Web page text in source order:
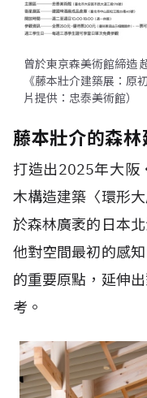
曾於東京森美術館締造
《藤本壯介建築展：原
片提供：忠泰美術館）
藤本壯介的森
打造出2025年大阪
木構造建築〈環形
於森林廣袤的日本
他對空間最初的感
的重要原點，延伸
考。